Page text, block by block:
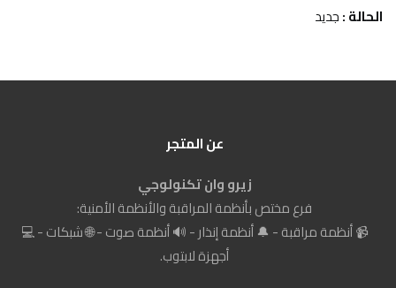
الحالة :جديد
عن المتجر
زيرو وان تكنولوجي
فرع مختص بأنظمة المراقبة والأنظمة الأمنية:
📹 أنظمة مراقبة - 🔔 أنظمة إنذار - 🔊 أنظمة صوت - 🌐 شبكات - 💻
أجهزة لابتوب.